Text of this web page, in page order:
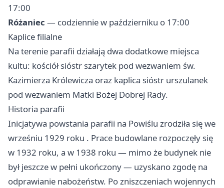
17:00
Różaniec — codziennie w październiku o 17:00
Kaplice filialne
Na terenie parafii działają dwa dodatkowe miejsca
kultu: kościół sióstr szarytek pod wezwaniem św.
Kazimierza Królewicza oraz kaplica sióstr urszulanek
pod wezwaniem Matki Bożej Dobrej Rady.
Historia parafii
Inicjatywa powstania parafii na Powiślu zrodziła się we
wrześniu 1929 roku . Prace budowlane rozpoczęły się
w 1932 roku, a w 1938 roku — mimo że budynek nie
był jeszcze w pełni ukończony — uzyskano zgodę na
odprawianie nabożeństw. Po zniszczeniach wojennych